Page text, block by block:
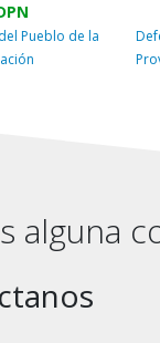
Pueblo de la
alguna